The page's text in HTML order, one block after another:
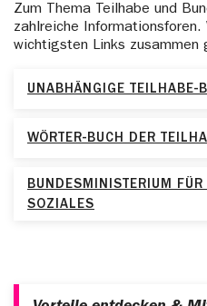
informiert. Zum Beispiel
Kontaktdaten oder
Zum Thema Teilhabe und
zahlreiche Informationsforen.
wichtigsten Links zusammen
UNABHÄNGIGE TEILHABE-
WÖRTER-BUCH DER
BUNDESMINISTERIUM FÜR
SOZIALES